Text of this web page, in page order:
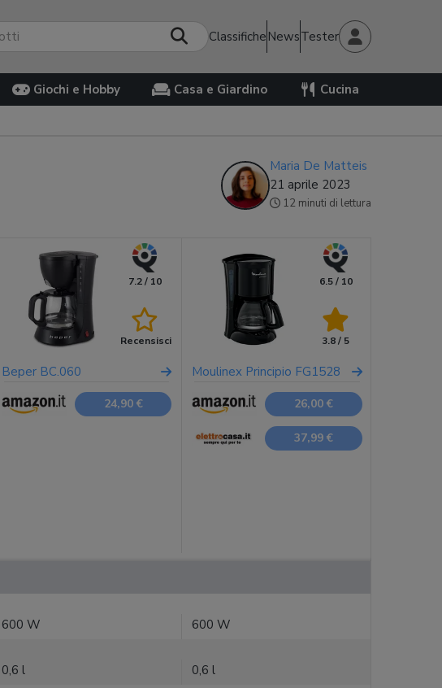
Classifiche NewsTester
Giochi e Hobby Casa e Giardino Cucina
Maria De Matteis
21 aprile 2023
12 minuti di lettura
7.2 / 10
Recensisci
6.5 / 10
3.8 / 5
Beper BC.060 Moulinex Principio FG1528
24,90 € 26,00 €
37,99 €
600 W
600 W
0,6 l
0,6 l